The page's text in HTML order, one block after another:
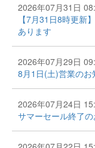
2026年07月31日
【7月31日8時更新
あります
2026年07月29日
8月1日(土)営業のお
2026年07月24日
サマーセール終了